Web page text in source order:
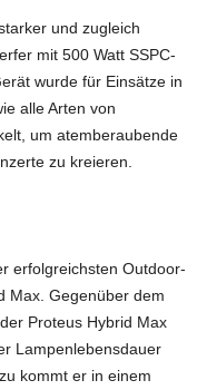
und zugleich
mit 500 Watt SSPC-
wurde für Einsätze in
alle Arten von
um atemberaubende
zu kreieren.
erfolgreichsten Outdoor-
Max. Gegenüber dem
Proteus Hybrid Max
Lampenlebensdauer
kommt er in einem